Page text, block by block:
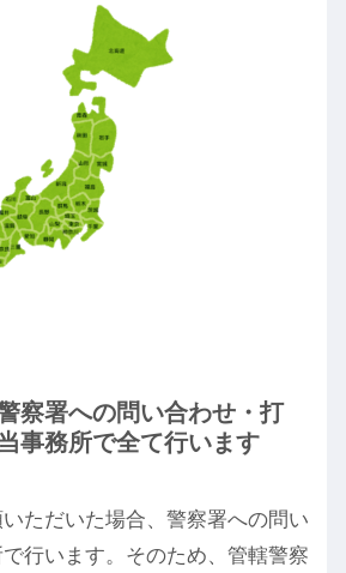
察署への問い合わせ・打
事務所で全て行います
ただいた場合、警察署への問い
行います。そのため、管轄警察